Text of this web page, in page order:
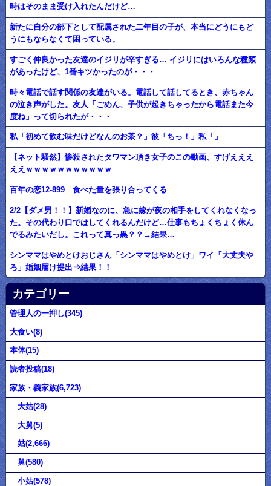
時はそのまま受け入れたんだけど…
新たに自分の部下として配属された二年目の子が、本当にどうにもど
うにもならなくて困っている。
すごく仲良かった友達のイジリが辛すぎる… イジリにはいろんな種類
があったけど、1番キツかったのが・・・
時々電話で話す関係の友達がいる。電話して話してるとき、赤ちゃん
の泣き声がした。友人「ごめん、子供が起きちゃったから電話また今
度ね」って切られたが・・・
私「初めて飲む味だけどなんのお茶？」彼「ちっ！」私「」
【ネット騒然】惨殺されたタワマン頂き女子のこの動画、すげえええ
ええｗｗｗｗｗｗｗｗｗｗｗ
百年の恋12-899 食べた量を張り合ってくる
2/2【ダメ男！！】新婚なのに、急に嫁が夜の相手をしてくれなくなっ
た。その代わり口ではしてくれるんだけど…仕事もちょくちょく休ん
でるみたいだし。これって真っ黒？？→結果…
シンママはやめとけおじさん「シンママはやめとけ」ワイ「大丈夫や
ろ」婚姻届け提出⇒結果！！
カテゴリー
管理人の一押し(345)
大食い(8)
本体(15)
読者投稿(18)
家族・義家族(6,723)
大姑(28)
大舅(5)
姑(2,666)
舅(580)
小姑(578)